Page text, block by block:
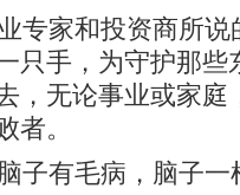
专家和投资商所说
只手，为守护那些
，无论事业或家庭
者。
子有毛病，脑子一